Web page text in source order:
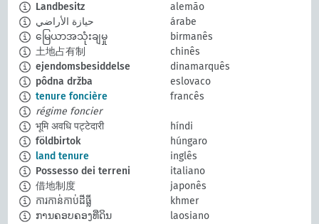
Landbesitz
alemão
حيازة الأراضي
árabe
မြေယာအသုံးချမှု
birmanês
土地占有制
chinês
ejendomsbesiddelse
dinamarquês
pôdna držba
eslovaco
tenure foncière
francês
régime foncier
भूमि अवधि पट्टेदारी
híndi
földbirtok
húngaro
land tenure
inglês
Possesso dei terreni
italiano
借地制度
japonês
ការកាន់កាប់ដីធ្លី
khmer
ການຄອບຄອງທີ່ດິນ
laosiano